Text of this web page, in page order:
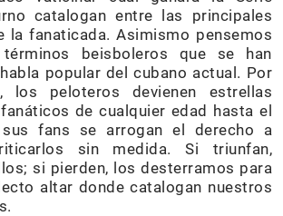
catalogan entre las principales
la fanaticada. Asimismo pensemos
beisboleros que se han
popular del cubano actual. Por
los peloteros devienen estrellas
de cualquier edad hasta el
fans se arrogan el derecho a
sin medida. Si triunfan,
si pierden, los desterramos para
altar donde catalogan nuestros